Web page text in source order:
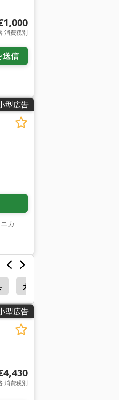
消費税別
送信
型広告
カ
カップ ブラシ
型広告
さらに画像をリクエスト
消費税別